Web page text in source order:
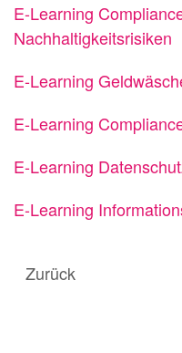
E-Learning
Nachhaltigkeitsrisiken
E-Learning
E-Learning
E-Learning
E-Learning
Zurück